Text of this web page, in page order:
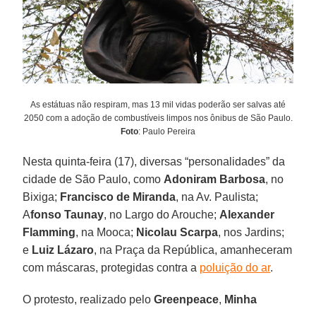
As estátuas não respiram, mas 13 mil vidas poderão ser salvas até
2050 com a adoção de combustíveis limpos nos ônibus de São Paulo.
Foto: Paulo Pereira
Nesta quinta-feira (17), diversas “personalidades” da
cidade de São Paulo, como Adoniram Barbosa, no
Bixiga; Francisco de Miranda, na Av. Paulista;
Afonso Taunay, no Largo do Arouche; Alexander
Flamming, na Mooca; Nicolau Scarpa, nos Jardins;
e Luiz Lázaro, na Praça da República, amanheceram
com máscaras, protegidas contra a poluição do ar.
O protesto, realizado peloGreenpeace, Minha